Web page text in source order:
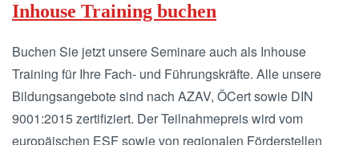
Inhouse Training buchen
Buchen Sie jetzt unsere Seminare auch als Inhouse
Training für Ihre Fach- und Führungskräfte. Alle unsere
Bildungsangebote sind nach AZAV, ÖCert sowie DIN
9001:2015 zertifiziert. Der Teilnahmepreis wird vom
europäischen ESF sowie von regionalen Förderstellen